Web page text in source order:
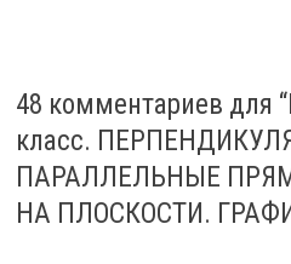
48 комментариев для “
класс.
ПАРАЛЛЕЛЬНЫЕ
НА ПЛОСКОСТИ.